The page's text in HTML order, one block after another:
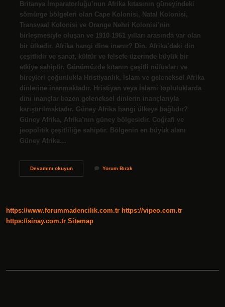
Britanya İmparatorluğu’nun Afrika kıtasının güneyindeki
sömürge bölgeleri olan Cape Kolonisi, Natal Kolonisi,
Transvaal Kolonisi ve Orange Nehri Kolonisi’nin
birleşmesiyle oluşan ve 1910-1961 yılları arasında var olan
bir ülkedir. Afrika hangi dine inanır? Din. Afrika’daki din
çeşitlidir ve sanat, kültür ve felsefe üzerinde büyük bir
etkiye sahiptir. Günümüzde kıtanın çeşitli nüfusları ve
bireyleri çoğunlukla Hristiyanlık, İslam ve geleneksel Afrika
dinlerine inanmaktadır. Hristiyan veya İslami topluluklarda
dini inançlar bazen geleneksel dinlerin inançlarıyla
karıştırılmaktadır. Güney Afrika hangi ülkeye bağlıdır?
Güney Afrika, Afrika’nın güney bölgesidir. Coğrafi ve
jeopolitik çeşitliliğe sahiptir. Bölgenin en büyük alanı
Güney Afrika…
Devamını okuyunGüney
Yorum Bırak
https://www.forummadencilik.com.tr https://vipeo.com.tr
https://sinay.com.tr Sitemap